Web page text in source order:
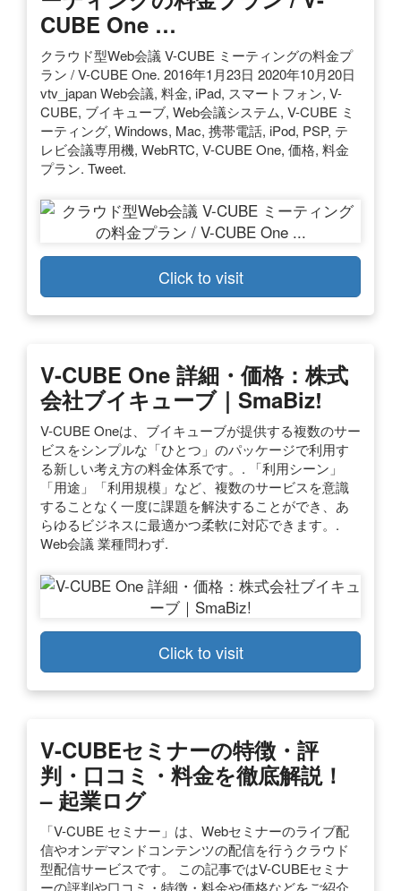
CUBE One …
クラウド型Web会議 V-CUBE ミーティングの料金プ
ラン / V-CUBE One. 2016年1月23日 2020年10月20日
vtv_japan Web会議, 料金, iPad, スマートフォン, V-
CUBE, ブイキューブ, Web会議システム, V-CUBE ミ
ーティング, Windows, Mac, 携帯電話, iPod, PSP, テ
レビ会議専用機, WebRTC, V-CUBE One, 価格, 料金
プラン. Tweet.
Click to visit
V-CUBE One 詳細・価格：株式
会社ブイキューブ｜SmaBiz!
V-CUBE Oneは、ブイキューブが提供する複数のサー
ビスをシンプルな「ひとつ」のパッケージで利用す
る新しい考え方の料金体系です。. 「利用シーン」
「用途」「利用規模」など、複数のサービスを意識
することなく一度に課題を解決することができ、あ
らゆるビジネスに最適かつ柔軟に対応できます。.
Web会議 業種問わず.
Click to visit
V-CUBEセミナーの特徴・評
判・口コミ・料金を徹底解説！
– 起業ログ
「V-CUBE セミナー」は、Webセミナーのライブ配
信やオンデマンドコンテンツの配信を行うクラウド
型配信サービスです。 この記事ではV-CUBEセミナ
ーの評判や口コミ・特徴・料金や価格などをご紹介